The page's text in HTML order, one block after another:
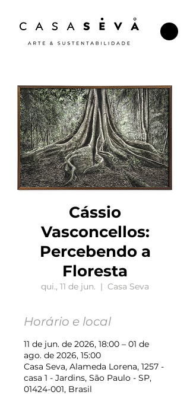
Cássio
Vasconcellos:
Percebendo a
Floresta
qui., 11 de jun.
  |
Casa Seva
Horário e local
11 de jun. de 2026, 18:00 – 01 de
ago. de 2026, 15:00
Casa Seva, Alameda Lorena, 1257 -
casa 1 - Jardins, São Paulo - SP,
01424-001, Brasil